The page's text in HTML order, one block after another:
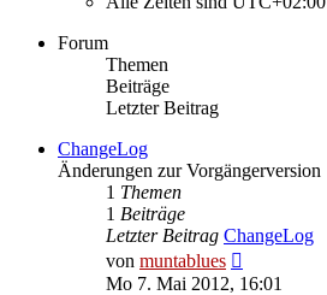
Forum
Themen
Beiträge
Letzter Beitrag
ChangeLog
Änderungen zur Vorgängerversion
1 Themen
1 Beiträge
Letzter Beitrag ChangeLog
von muntablues
Beitrag
Mo 7. Mai 2012, 16:01